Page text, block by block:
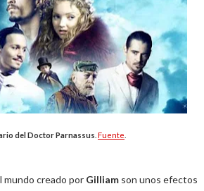
del Doctor Parnassus Fuente
mundo creado por Gilliam son unos efectos